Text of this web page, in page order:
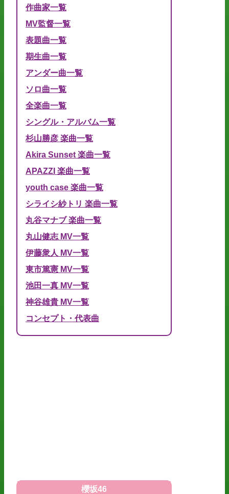
作曲家一覧
MV監督一覧
表題曲一覧
期生曲一覧
アンダー曲一覧
ソロ曲一覧
全楽曲一覧
シングル・アルバム一覧
杉山勝彦 楽曲一覧
Akira Sunset 楽曲一覧
APAZZI 楽曲一覧
youth case 楽曲一覧
シライシ紗トリ 楽曲一覧
丸谷マナブ 楽曲一覧
丸山健志 MV一覧
伊藤衆人 MV一覧
東市篤憲 MV一覧
池田一真 MV一覧
神谷雄貴 MV一覧
コンセプト・代表曲
櫻坂46